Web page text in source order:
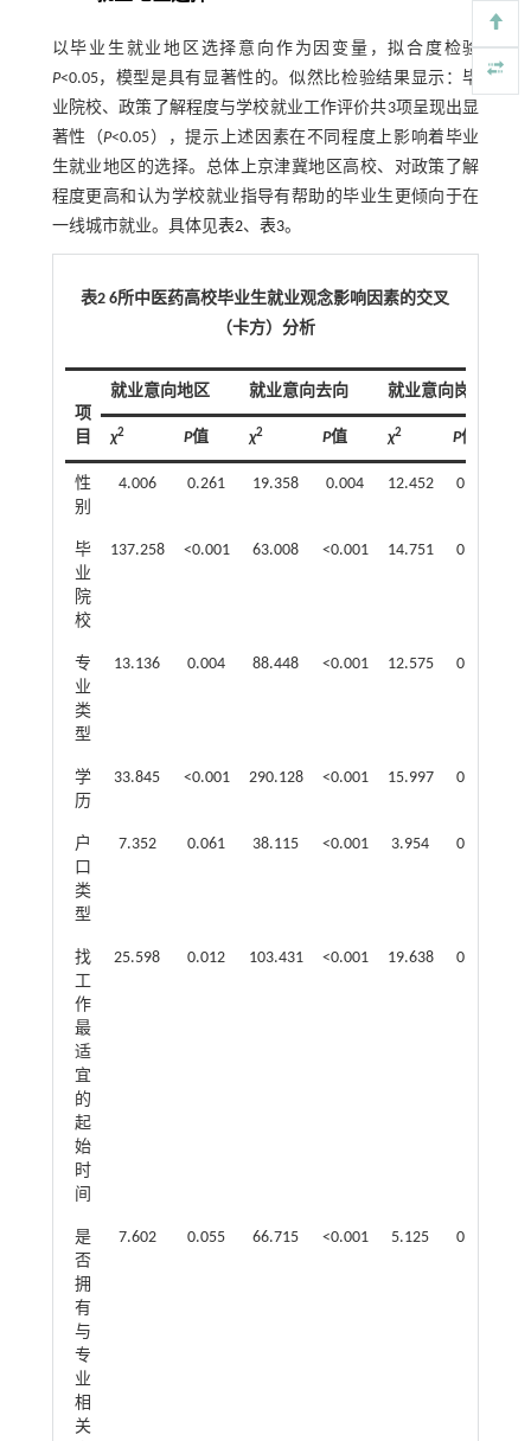
以毕业生就业地区选择意向作为因变量，拟合度检验
P<0.05，模型是具有显著性的。似然比检验结果显示：毕
业院校、政策了解程度与学校就业工作评价共3项呈现出显
著性（P<0.05），提示上述因素在不同程度上影响着毕业
生就业地区的选择。总体上京津冀地区高校、对政策了解
程度更高和认为学校就业指导有帮助的毕业生更倾向于在
一线城市就业。具体见表2、 表3。
表2 6所中医药高校毕业生就业观念影响因素的交叉
（卡方）分析
项
目
就业意向地区 就业意向去向 就业意向岗位
χ2 P值 χ2 P值 χ2 P值
性
别
4.006 0.261 19.358 0.004 12.452 0.002
毕
业
院
校
137.258 <0.001 63.008 <0.001 14.751 0.141
专
业
类
型
13.136 0.004 88.448 <0.001 12.575 0.002
学
历
33.845 <0.001 290.128 <0.001 15.997 0.003
户
口
类
型
7.352 0.061 38.115 <0.001 3.954 0.138
找
工
作
最
适
宜
的
起
始
时
间
25.598 0.012 103.431 <0.001 19.638 0.012
是
否
拥
有
与
专
业
相
关
7.602 0.055 66.715 <0.001 5.125 0.077